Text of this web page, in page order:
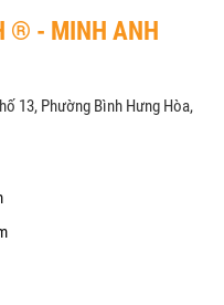
® - MINH ANH
13, Phường Bình Hưng Hòa,